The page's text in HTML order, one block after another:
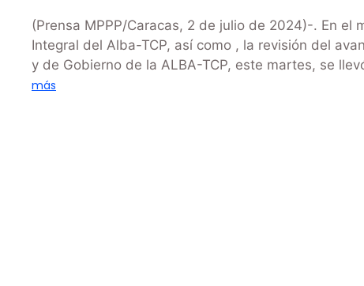
(Prensa MPPP/Caracas, 2 de julio de 2024)-. En el
Integral del Alba-TCP, así como , la revisión del
y de Gobierno de la ALBA-TCP, este martes, se
más